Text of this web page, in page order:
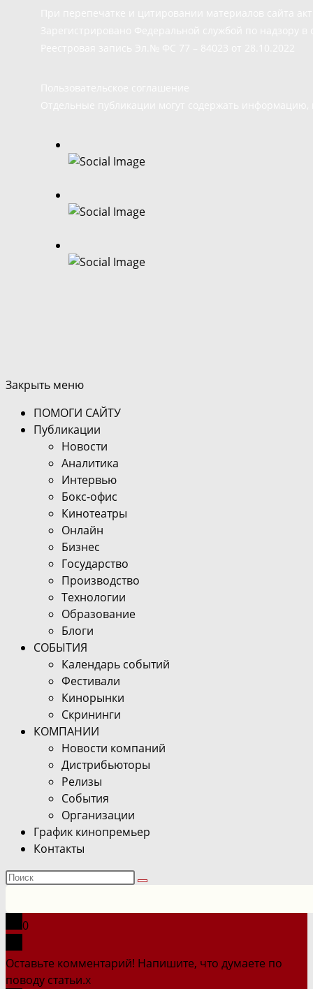
Закрыть меню
ПОМОГИ САЙТУ
Публикации
Новости
Аналитика
Интервью
Бокс-офис
Кинотеатры
Онлайн
Бизнес
Государство
Производство
Технологии
Образование
Блоги
СОБЫТИЯ
Календарь событий
Фестивали
Кинорынки
Скрининги
КОМПАНИИ
Новости компаний
Дистрибьюторы
Релизы
События
Организации
График кинопремьер
Контакты
Поиск
сайте
0
Оставьте комментарий! Напишите, что думаете по
поводу статьи.x